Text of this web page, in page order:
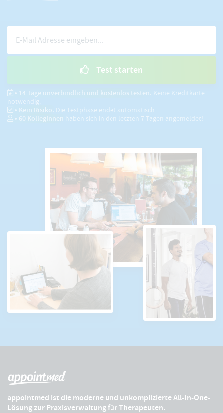
Test starten
• 14 Tage unverbindlich und kostenlos testen. Keine Kreditkarte
notwendig.
• Kein Risiko. Die Testphase endet automatisch.
• 60 KollegInnen haben sich in den letzten 7 Tagen angemeldet!
appointmed ist die moderne und unkomplizierte All-In-One-
Lösung zur Praxisverwaltung für Therapeuten.